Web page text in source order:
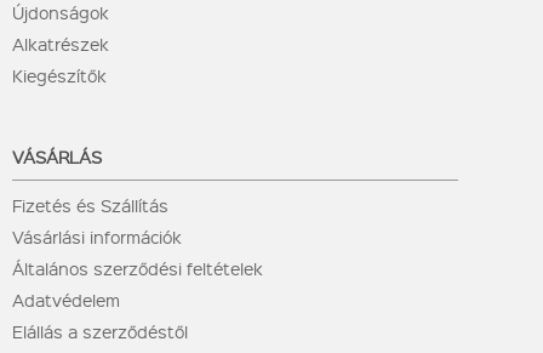
Újdonságok
Alkatrészek
Kiegészítők
VÁSÁRLÁS
Fizetés és Szállítás
Vásárlási információk
Általános szerződési feltételek
Adatvédelem
Elállás a szerződéstől